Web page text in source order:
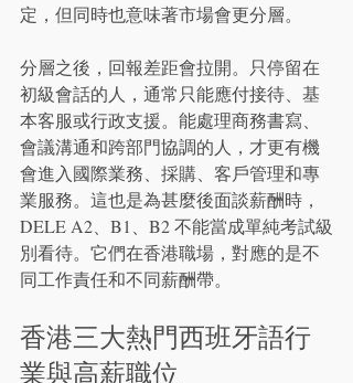
定，但同時也意味著市場會更分層。
分層之後，回報差距會拉開。只停留在
初級會話的人，通常只能應付接待、基
本客服或行政支援。能處理商務書寫、
會議溝通和跨部門協調的人，才更有機
會進入國際業務、採購、客戶管理和專
業服務。這也是為甚麼後面談薪酬時，
DELE A2、B1、B2 不能當成單純考試級
別看待。它們在香港職場，對應的是不
同工作責任和不同薪酬帶。
香港三大熱門西班牙語行
業與高薪職位